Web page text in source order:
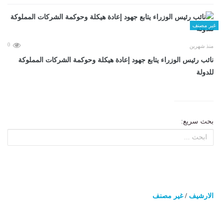
غير مصنف
منذ شهرين 0
نائب رئيس الوزراء يتابع جهود إعادة هيكلة وحوكمة الشركات المملوكة
للدولة
بحث سريع:
الارشيف /غير مصنف